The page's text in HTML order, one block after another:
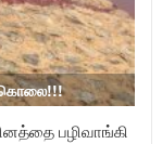
கொலை!!!
பழிவாங்கி